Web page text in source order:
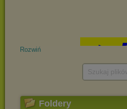
Rozwiń
Foldery